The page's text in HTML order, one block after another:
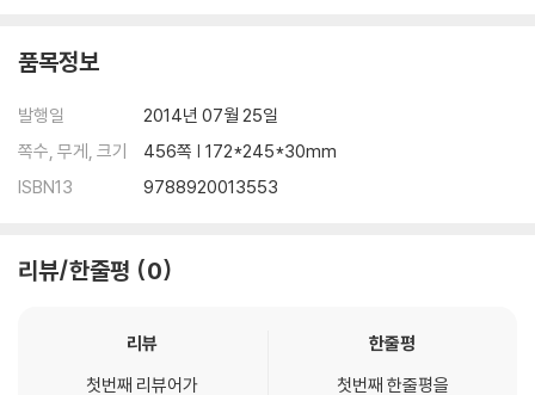
품목정보
발행일
2014년 07월 25일
쪽수, 무게, 크기
456쪽 | 172*245*30mm
ISBN13
9788920013553
리뷰/한줄평 0
리뷰
첫번째 리뷰어가
한줄평
첫번째 한줄평을